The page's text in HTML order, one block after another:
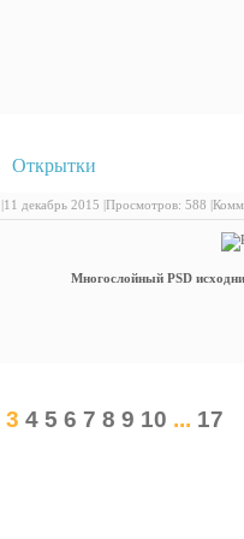
Открытки
|11 декабрь 2015 |Просмотров: 588 |
Многослойный PSD
3 4 5 6 7 8 9 10 ... 17